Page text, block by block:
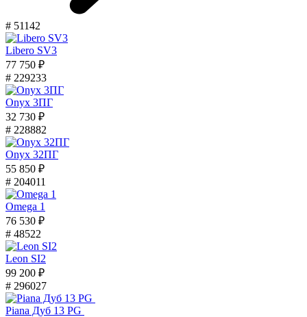
# 51142
Libero SV3
77 750 ₽
# 229233
Onyx 3ПГ
32 730 ₽
# 228882
Onyx 32ПГ
55 850 ₽
# 204011
Omega 1
76 530 ₽
# 48522
Leon SI2
99 200 ₽
# 296027
Piana Дуб 13 PG